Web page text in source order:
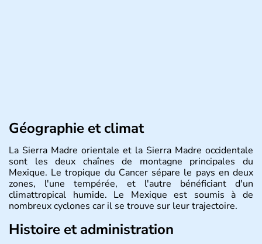
Géographie et climat
La Sierra Madre orientale et la Sierra Madre occidentale
sont les deux chaînes de montagne principales du
Mexique. Le tropique du Cancer sépare le pays en deux
zones, l'une tempérée, et l'autre bénéficiant d'un
climattropical humide. Le Mexique est soumis à de
nombreux cyclones car il se trouve sur leur trajectoire.
Histoire et administration